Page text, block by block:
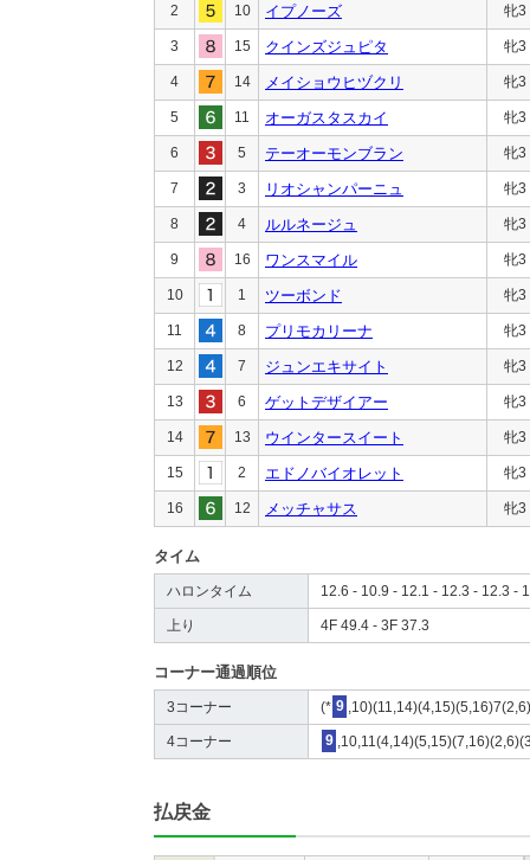
2 10 イプノーズ 牝3
3 15 クインズジュピタ 牝3
4 14 メイショウヒヅクリ 牝3
5 11 オーガスタスカイ 牝3
6 5 テーオーモンブラン 牝3
7 3 リオシャンパーニュ 牝3
8 4 ルルネージュ 牝3
9 16 ワンスマイル 牝3
10 1 ツーボンド 牝3
11 8 プリモカリーナ 牝3
12 7 ジュンエキサイト 牝3
13 6 ゲットデザイアー 牝3
14 13 ウインタースイート 牝3
15 2 エドノバイオレット 牝3
16 12 メッチャサス 牝3
タイム
ハロンタイム 12.6 - 10.9 - 12.1 - 12.3 - 12.3 -
上り 4F 49.4 - 3F 37.3
コーナー通過順位
3コーナー (* 9
4コーナー 9
払戻金